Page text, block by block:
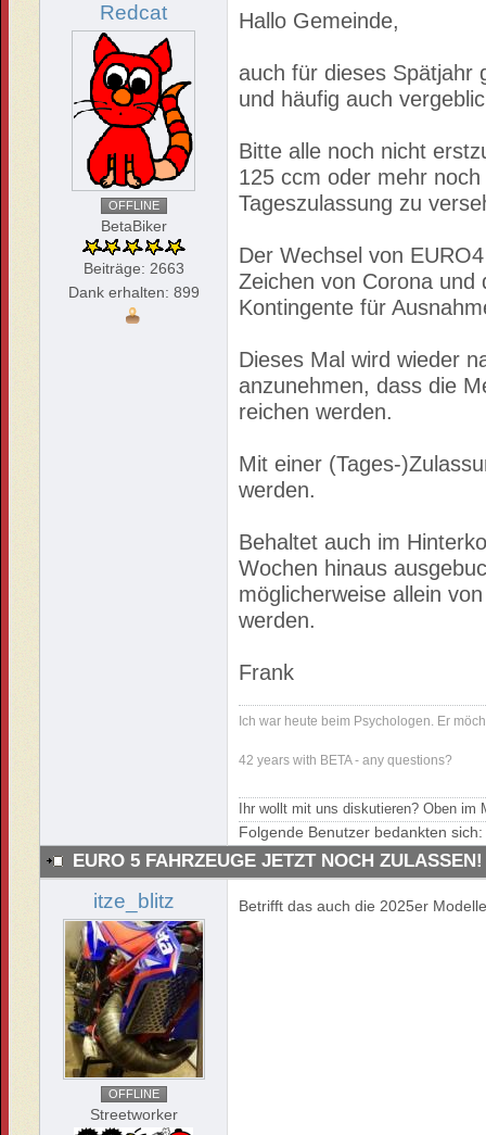
Redcat
OFFLINE
BetaBiker
Beiträge: 2663
Dank erhalten: 899
Hallo Gemeinde,
auch für dieses Spätjahr
und häufig auch
Bitte alle noch nicht
125 ccm oder mehr
Tageszulassung zu
Der Wechsel von
Zeichen von Corona und
Kontingente für
Dieses Mal wird wieder
anzunehmen, dass die
reichen werden.
Mit einer (Tages-
werden.
Behaltet auch im
Wochen hinaus
möglicherweise allein
werden.
Frank
Ich war heute beim Psychologen. Er
42 years with BETA - any questions?
Ihr wollt mit uns diskutieren? Oben
Folgende Benutzer bedankten
EURO 5 FAHRZEUGE JETZT NOCH ZULASSEN!
itze_blitz
OFFLINE
Streetworker
Betrifft das auch die 2025er